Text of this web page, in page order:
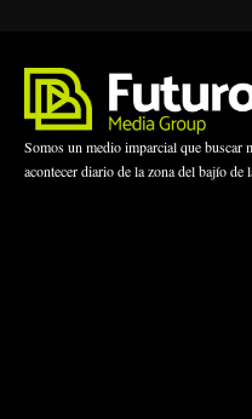
Somos un medio imparcial que buscar
acontecer diario de la zona del bajío de